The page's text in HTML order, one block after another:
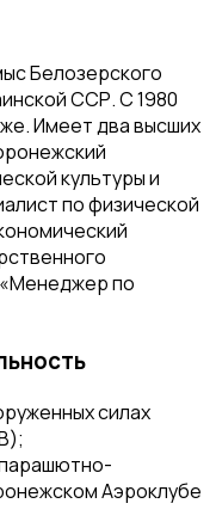
Белозерского
ССР. С 1980
Имеет два высших
культуры и
по физической
по
силах
парашютно-
Аэроклубе